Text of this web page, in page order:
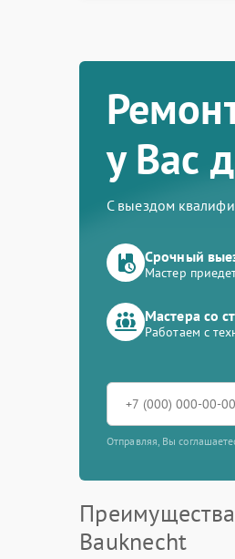
у Вас
С выездом
Срочный
Мастер
Мастера со
Работаем с
Отправляя, Вы
Bauknecht